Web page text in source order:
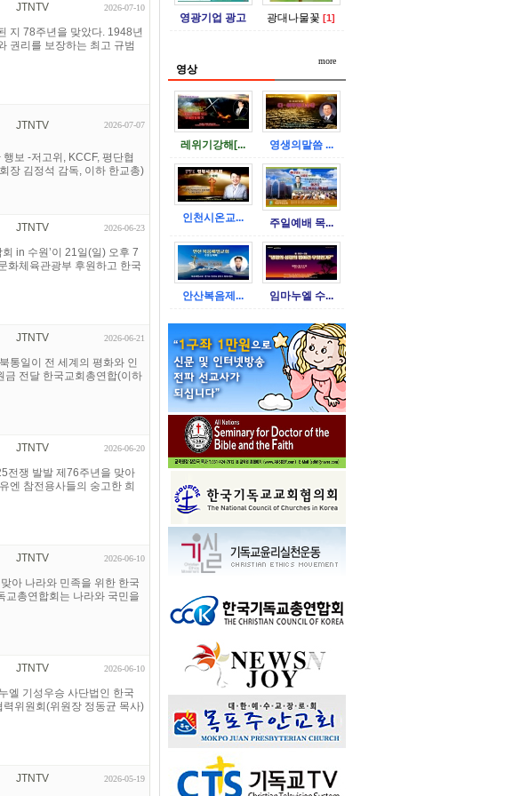
JTNTV 2026-07-10
지 78주년을 맞았다. 1948년
권리를 보장하는 최고 규범
JTNTV 2026-07-07
행보 -저고위, KCCF, 평단협
장 김정석 감독, 이하 한교총)
JTNTV 2026-06-23
in 수원’이 21일(일) 오후 7
화체육관광부 후원하고 한국
JTNTV 2026-06-21
통일이 전 세계의 평화와 인
금 전달 한국교회총연합(이하
JTNTV 2026-06-20
전쟁 발발 제76주년을 맞아
엔 참전용사들의 숭고한 희
JTNTV 2026-06-10
아 나라와 민족을 위한 한국
교총연합회는 나라와 국민을
JTNTV 2026-06-10
엘 기성우승 사단법인 한국
위원회(위원장 정동균 목사)
JTNTV 2026-05-19
영광기업 광고 광대나물꽃 [1]
영상
레위기강해[... 영생의말씀 ...
인천시온교... 주일예배 목...
안산복음제... 임마누엘 수...
more